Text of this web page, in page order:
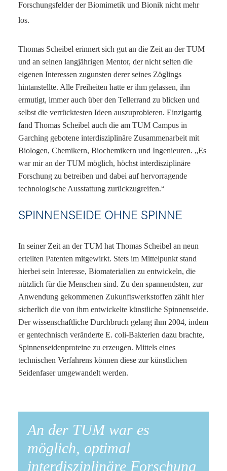
Forschungsfelder der Biomimetik und Bionik nicht mehr
los.
Thomas Scheibel erinnert sich gut an die Zeit an der TUM
und an seinen langjährigen Mentor, der nicht selten die
eigenen Interessen zugunsten derer seines Zöglings
hintanstellte. Alle Freiheiten hatte er ihm gelassen, ihn
ermutigt, immer auch über den Tellerrand zu blicken und
selbst die verrücktesten Ideen auszuprobieren. Einzigartig
fand Thomas Scheibel auch die am TUM Campus in
Garching gebotene interdisziplinäre Zusammenarbeit mit
Biologen, Chemikern, Biochemikern und Ingenieuren. „Es
war mir an der TUM möglich, höchst interdisziplinäre
Forschung zu betreiben und dabei auf hervorragende
technologische Ausstattung zurückzugreifen.“
SPINNENSEIDE OHNE SPINNE
In seiner Zeit an der TUM hat Thomas Scheibel an neun
erteilten Patenten mitgewirkt. Stets im Mittelpunkt stand
hierbei sein Interesse, Biomaterialien zu entwickeln, die
nützlich für die Menschen sind. Zu den spannendsten, zur
Anwendung gekommenen Zukunftswerkstoffen zählt hier
sicherlich die von ihm entwickelte künstliche Spinnenseide.
Der wissenschaftliche Durchbruch gelang ihm 2004, indem
er gentechnisch veränderte E. coli-Bakterien dazu brachte,
Spinnenseidenproteine zu erzeugen. Mittels eines
technischen Verfahrens können diese zur künstlichen
Seidenfaser umgewandelt werden.
An der TUM war es
möglich, optimal
interdisziplinäre Forschung